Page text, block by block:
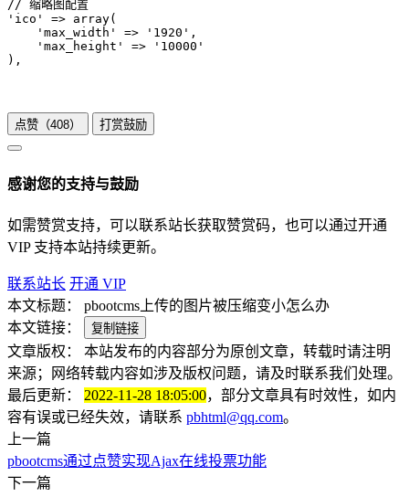
// 缩略图配置
'ico' => array(
'max_width' => '1920',
'max_height' => '10000'
),
点赞（408） 打赏鼓励
感谢您的支持与鼓励
如需赞赏支持，可以联系站长获取赞赏码，也可以通过开通
VIP 支持本站持续更新。
联系站长 开通 VIP
本文标题：
pbootcms上传的图片被压缩变小怎么办
本文链接：
复制链接
文章版权：
本站发布的内容部分为原创文章，转载时请注明
来源；网络转载内容如涉及版权问题，请及时联系我们处理。
最后更新：
2022-11-28 18:05:00，部分文章具有时效性，如内
容有误或已经失效，请联系 pbhtml@qq.com。
上一篇
pbootcms通过点赞实现Ajax在线投票功能
下一篇